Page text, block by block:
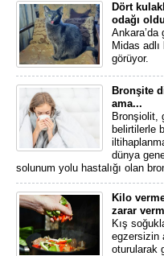
Dört
odağı oldu
Midas
görüyor.
Bronşite
ama...
Bronşiolit,
belirtilerle
dünya
solunum yolu hastalığı olan
Kilo
zarar
Kış
egzersizin
oturularak